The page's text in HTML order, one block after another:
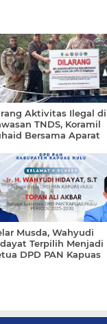
Aktivitas Ilegal di
TNDS, Koramil
Bersama Aparat
dan Himbauan
Musda, Wahyudi
Terpilih Menjadi
DPD PAN Kapuas